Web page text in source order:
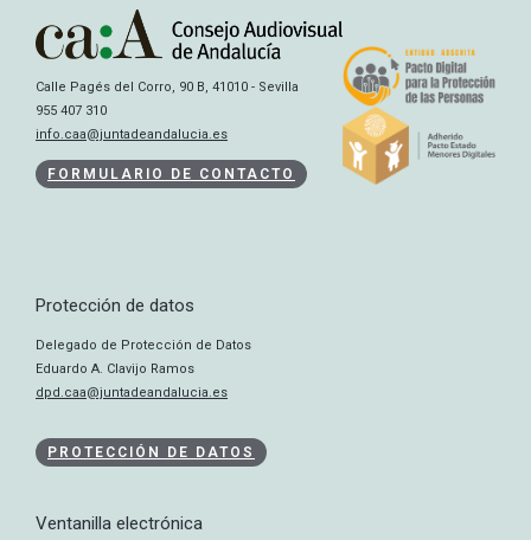
Calle Pagés del Corro, 90 B, 41010 - Sevilla
955 407 310
info.caa@juntadeandalucia.es
FORMULARIO DE CONTACTO
Protección de datos
Delegado de Protección de Datos
Eduardo A. Clavijo Ramos
dpd.caa@juntadeandalucia.es
PROTECCIÓN DE DATOS
Ventanilla electrónica